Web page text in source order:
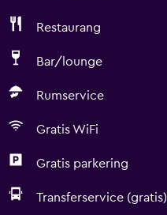
Restaurang
Bar/lounge
Rumservice
Gratis WiFi
Gratis parkering
Transferservice (gratis)